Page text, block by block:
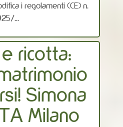
i regolamenti (CE) n.
...
ricotta:
Simona
Milano